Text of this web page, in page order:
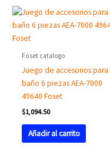
Foset catalogo
Juego de accesorios para
baño 6 piezas AEA-7000
49640 Foset
$1,094.50
Añadir al carrito